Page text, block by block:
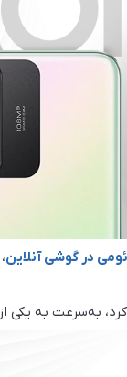
در گوشی آنلاین
کرد، به‌سرعت به